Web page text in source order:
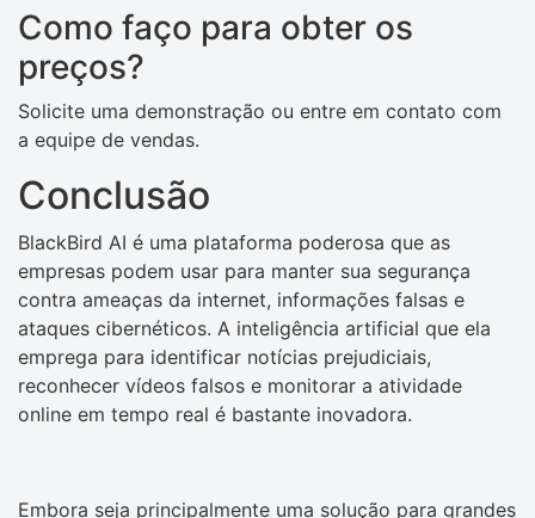
Como faço para obter os
preços?
Solicite uma demonstração ou entre em contato com
a equipe de vendas.
Conclusão
BlackBird AI é uma plataforma poderosa que as
empresas podem usar para manter sua segurança
contra ameaças da internet, informações falsas e
ataques cibernéticos. A inteligência artificial que ela
emprega para identificar notícias prejudiciais,
reconhecer vídeos falsos e monitorar a atividade
online em tempo real é bastante inovadora.
Embora seja principalmente uma solução para grandes